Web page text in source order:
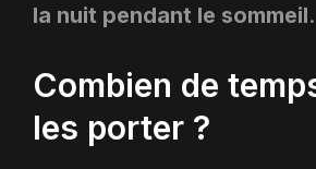
la nuit pendant le sommeil.
Combien de
les porter ?